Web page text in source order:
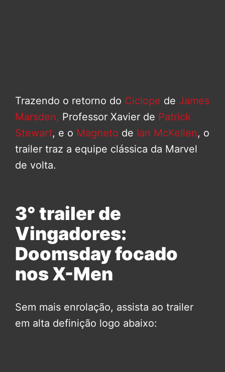
Trazendo o retorno do Ciclope de James
Marsden, Professor Xavier de Patrick
Stewart, e o Magneto de Ian McKellen, o
trailer traz a equipe clássica da Marvel
de volta.
3° trailer de
Vingadores:
Doomsday focado
nos X-Men
Sem mais enrolação, assista ao trailer
em alta definição logo abaixo: